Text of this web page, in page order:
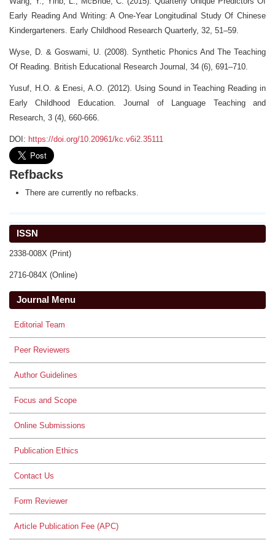
ISSN
2338-008X (Print)
2716-084X (Online)
Journal Menu
Editorial Team
Peer Reviewers
Author Guidelines
Focus and Scope
Online Submissions
Publication Ethics
Contact Us
Form Reviewer
Article Publication Fee (APC)
Early Reading And Writing: A One-Year Longitudinal Study Of Chinese
Kindergarteners. Early Childhood Research Quarterly, 32, 51–59.
Wyse, D. & Goswami, U. (2008). Synthetic Phonics And The Teaching
Of Reading. British Educational Research Journal, 34 (6), 691–710.
Yusuf, H.O. & Enesi, A.O. (2012). Using Sound in Teaching Reading in
Early Childhood Education. Journal of Language Teaching and
Research, 3 (4), 660-666.
DOI: https://doi.org/10.20961/kc.v6i2.35111
Refbacks
There are currently no refbacks.